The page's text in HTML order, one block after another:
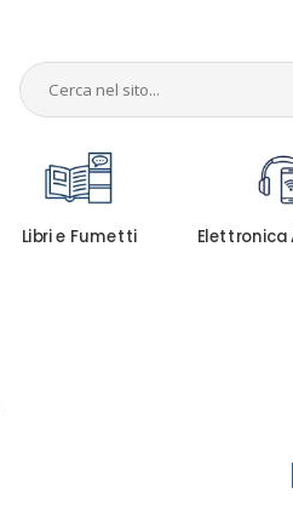
Libri e Fumetti Elettronica